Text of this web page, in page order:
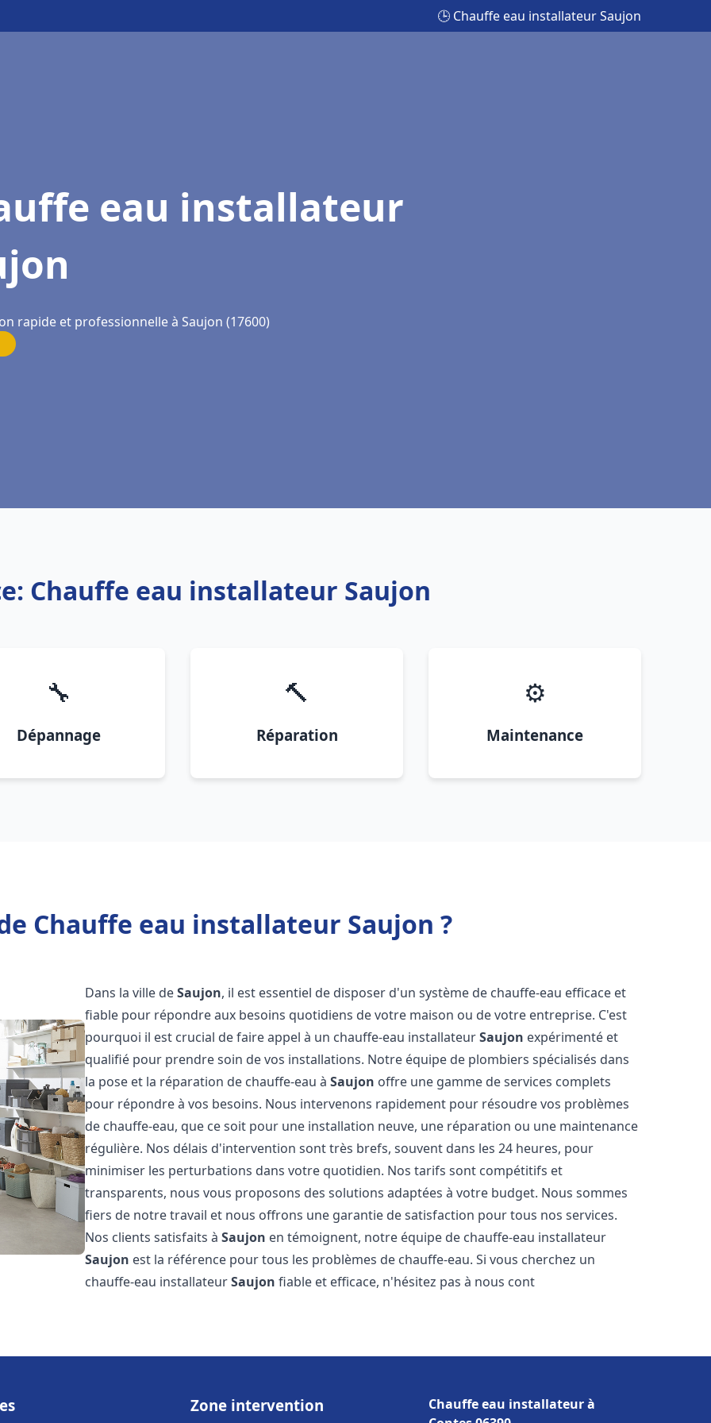
🕒 Chauffe eau installateur Saujon
eau installateur
rapide et professionnelle à Saujon (17600)
Chauffe eau installateur Saujon
🔧
Dépannage
🔨
Réparation
⚙️
Maintenance
Chauffe eau installateur Saujon ?
Dans la ville deSaujon, il est essentiel de disposer d'un système de chauffe-eau efficace et
fiable pour répondre aux besoins quotidiens de votre maison ou de votre entreprise. C'est
pourquoi il est crucial de faire appel à un chauffe-eau installateurSaujon expérimenté et
qualifié pour prendre soin de vos installations. Notre équipe de plombiers spécialisés dans
la pose et la réparation de chauffe-eau àSaujon offre une gamme de services complets
pour répondre à vos besoins. Nous intervenons rapidement pour résoudre vos problèmes
de chauffe-eau, que ce soit pour une installation neuve, une réparation ou une maintenance
régulière. Nos délais d'intervention sont très brefs, souvent dans les 24 heures, pour
minimiser les perturbations dans votre quotidien. Nos tarifs sont compétitifs et
transparents, nous vous proposons des solutions adaptées à votre budget. Nous sommes
fiers de notre travail et nous offrons une garantie de satisfaction pour tous nos services.
Nos clients satisfaits àSaujon en témoignent, notre équipe de chauffe-eau installateur
Saujon est la référence pour tous les problèmes de chauffe-eau. Si vous cherchez un
chauffe-eau installateurSaujon fiable et efficace, n'hésitez pas à nous cont
Zone intervention
Chauffe eau installateur à